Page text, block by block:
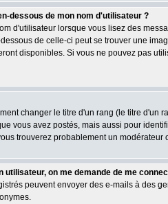
dessous de mon nom d'utilisateur ?
d'utilisateur lorsque vous lisez des
de celle-ci peut se trouver une
disponibles. Si vous ne pouvez pas
changer le titre d'un rang (le titre
vous avez postés, mais aussi pour
trouverez probablement un
utilisateur, on me demande de me
peuvent envoyer des e-mails à des